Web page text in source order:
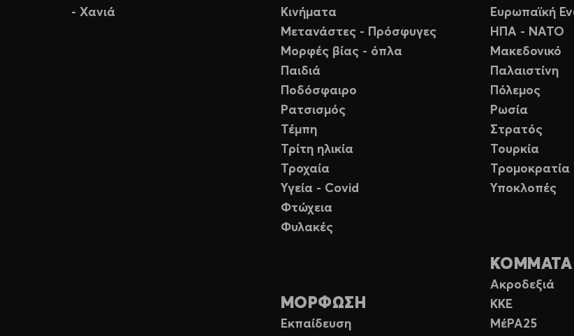
- Χανιά
Κινήματα
Μετανάστες - Πρόσφυγες
Μορφές βίας - όπλα
Παιδιά
Ποδόσφαιρο
Ρατσισμός
Τέμπη
Τρίτη ηλικία
Τροχαία
Υγεία - Covid
Φτώχεια
Φυλακές
ΜΟΡΦΩΣΗ
Εκπαίδευση
Ευρωπαϊκή
ΗΠΑ - ΝΑΤΟ
Μακεδονικό
Παλαιστίνη
Πόλεμος
Ρωσία
Στρατός
Τουρκία
Τρομοκρατία
Υποκλοπές
ΚΟΜΜΑΤΑ
Ακροδεξιά
ΚΚΕ
ΜέΡΑ25